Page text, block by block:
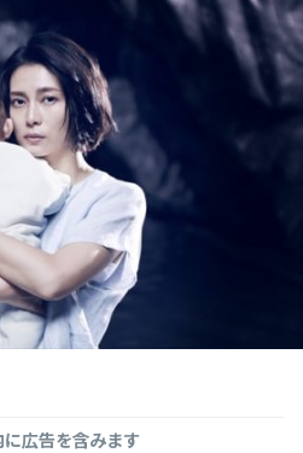
広告を含みます